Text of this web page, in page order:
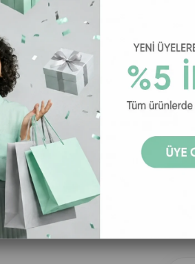
Unisex Çorap - 3'lü Paket